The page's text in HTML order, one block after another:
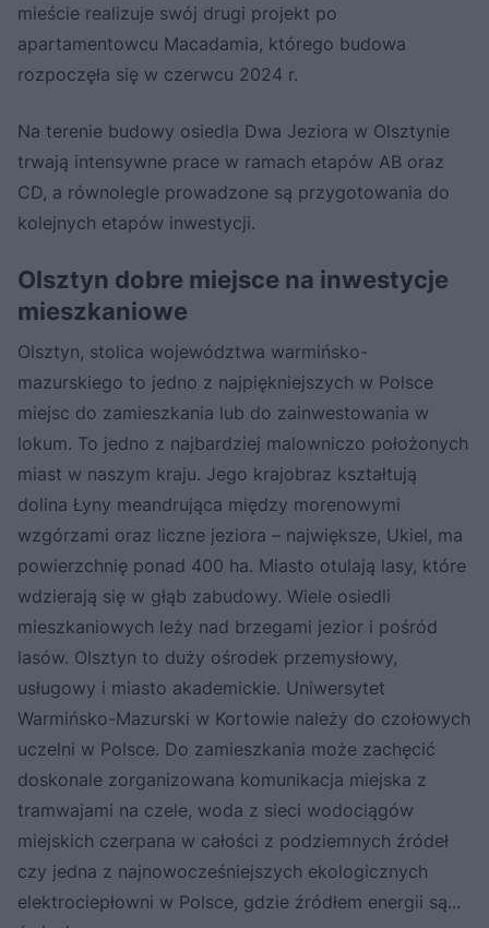
mieście realizuje swój drugi projekt po
apartamentowcu Macadamia, którego budowa
rozpoczęła się w czerwcu 2024 r.
Na terenie budowy osiedla Dwa Jeziora w Olsztynie
trwają intensywne prace w ramach etapów AB oraz
CD, a równolegle prowadzone są przygotowania do
kolejnych etapów inwestycji.
Olsztyn dobre miejsce na inwestycje
mieszkaniowe
Olsztyn, stolica województwa warmińsko-
mazurskiego to jedno z najpiękniejszych w Polsce
miejsc do zamieszkania lub do zainwestowania w
lokum. To jedno z najbardziej malowniczo położonych
miast w naszym kraju. Jego krajobraz kształtują
dolina Łyny meandrująca między morenowymi
wzgórzami oraz liczne jeziora – największe, Ukiel, ma
powierzchnię ponad 400 ha. Miasto otulają lasy, które
wdzierają się w głąb zabudowy. Wiele osiedli
mieszkaniowych leży nad brzegami jezior i pośród
lasów. Olsztyn to duży ośrodek przemysłowy,
usługowy i miasto akademickie. Uniwersytet
Warmińsko-Mazurski w Kortowie należy do czołowych
uczelni w Polsce. Do zamieszkania może zachęcić
doskonale zorganizowana komunikacja miejska z
tramwajami na czele, woda z sieci wodociągów
miejskich czerpana w całości z podziemnych źródeł
czy jedna z najnowocześniejszych ekologicznych
elektrociepłowni w Polsce, gdzie źródłem energii są...